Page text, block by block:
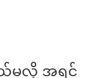
ည့်မလို့ အရင်